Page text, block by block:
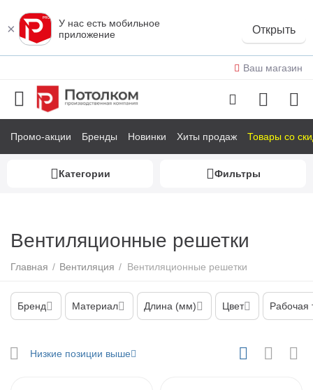
×
У нас есть мобильное
приложение
Открыть
Ваш магазин
Промо-акции Бренды Новинки Хиты продаж Товары со
Категории Фильтры
Вентиляционные решетки
Главная / Вентиляция / Вентиляционные решетки
Бренд Материал Длина (мм) Цвет Рабочая
Низкие позиции выше